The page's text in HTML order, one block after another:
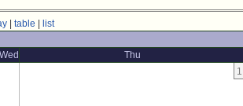
|table
list
Wed Thu
1